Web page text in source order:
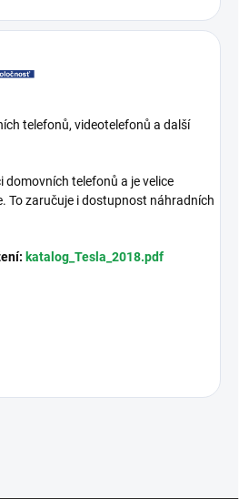
telefonů, videotelefonů a další
domovních telefonů a je velice
To zaručuje i dostupnost náhradních
katalog_Tesla_2018.pdf